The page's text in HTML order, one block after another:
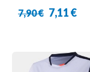
7,90 € 7,11 €